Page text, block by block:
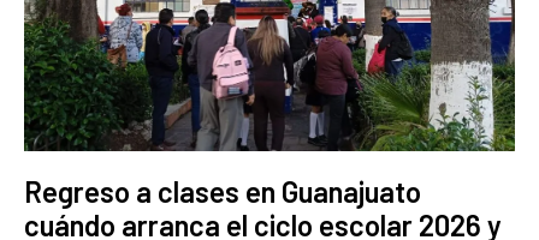
Regreso a clases en Guanajuato
cuándo arranca el ciclo escolar 2026 y